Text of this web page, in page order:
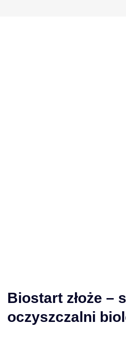
Biostart złoże –
oczyszczalni